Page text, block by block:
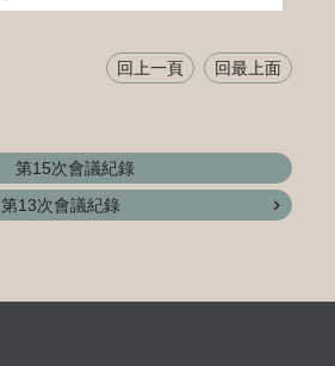
回上一頁 回最上面
第15次會議紀錄
第13次會議紀錄